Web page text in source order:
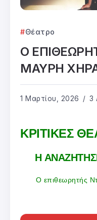
Θέατρο
Ο
ΜΑΥΡΗ
1 Μαρτίου, 2026 3
ΚΡΙΤΙΚΕΣ
Η
Ο επιθεωρητής